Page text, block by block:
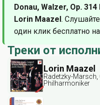
Donau, Walzer, Op.
Lorin Maazel.
один клик бесплатно
Треки от
Lorin Maazel
Radetzky-Marsch,
Philharmoniker